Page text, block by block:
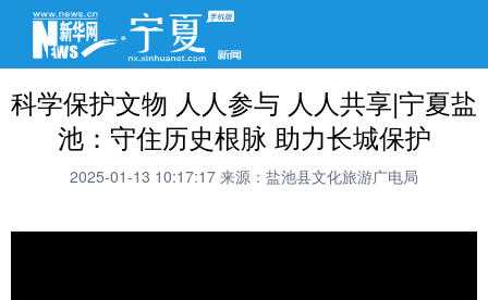
科学保护文物 人人参与 人人共享|宁夏盐
池：守住历史根脉 助力长城保护
2025-01-13 10:17:17 来源：盐池县文化旅游广电局